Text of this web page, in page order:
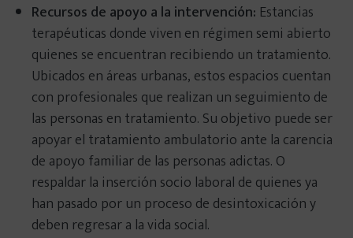
Recursos de apoyo a la intervención: Estancias
terapéuticas donde viven en régimen semi abierto
quienes se encuentran recibiendo un tratamiento.
Ubicados en áreas urbanas, estos espacios cuentan
con profesionales que realizan un seguimiento de
las personas en tratamiento. Su objetivo puede ser
apoyar el tratamiento ambulatorio ante la carencia
de apoyo familiar de las personas adictas. O
respaldar la inserción socio laboral de quienes ya
han pasado por un proceso de desintoxicación y
deben regresar a la vida social.